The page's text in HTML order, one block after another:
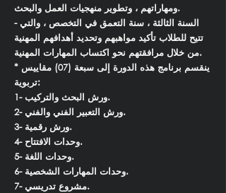
ومهاراتهم ، وتطوير منهجيات العمل والبحث.
- السنة الثالثة ، سنة التعمق في التخصص ، والتي
تتيح للطلاب تأكيد مواهبهم وتحديد أهدافهم المهنية
من خلال مرافقتهم نحو اكتساب المهارات المهنية.
* ينقسم برنامج هذه الدورة إلى سبعة (07) مقاييس
تربوية:
1- ورش البحث والتركيب.
2- ورش التعبير الفني والفني.
3- ورش رقمية.
4- وحدات الافتتاح.
5- وحدات اللغة.
6- وحدات المهارات الشخصية.
7- مشروع تدريسي.